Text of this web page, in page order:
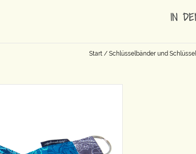
IN
Start / Schlüsselbänder und